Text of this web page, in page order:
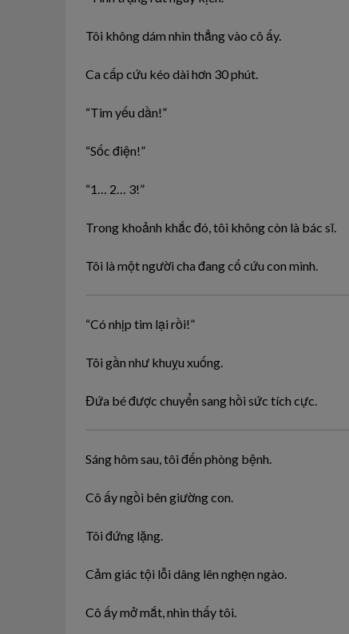
Tôi không dám nhìn thẳng vào cô ấy.
Ca cấp cứu kéo dài hơn 30 phút.
“Tim yếu dần!”
“Sốc điện!”
“1… 2… 3!”
Trong khoảnh khắc đó, tôi không còn là bác sĩ.
Tôi là một người cha đang cố cứu con mình.
“Có nhịp tim lại rồi!”
Tôi gần như khuỵu xuống.
Đứa bé được chuyển sang hồi sức tích cực.
Sáng hôm sau, tôi đến phòng bệnh.
Cô ấy ngồi bên giường con.
Tôi đứng lặng.
Cảm giác tội lỗi dâng lên nghẹn ngào.
Cô ấy mở mắt, nhìn thấy tôi.